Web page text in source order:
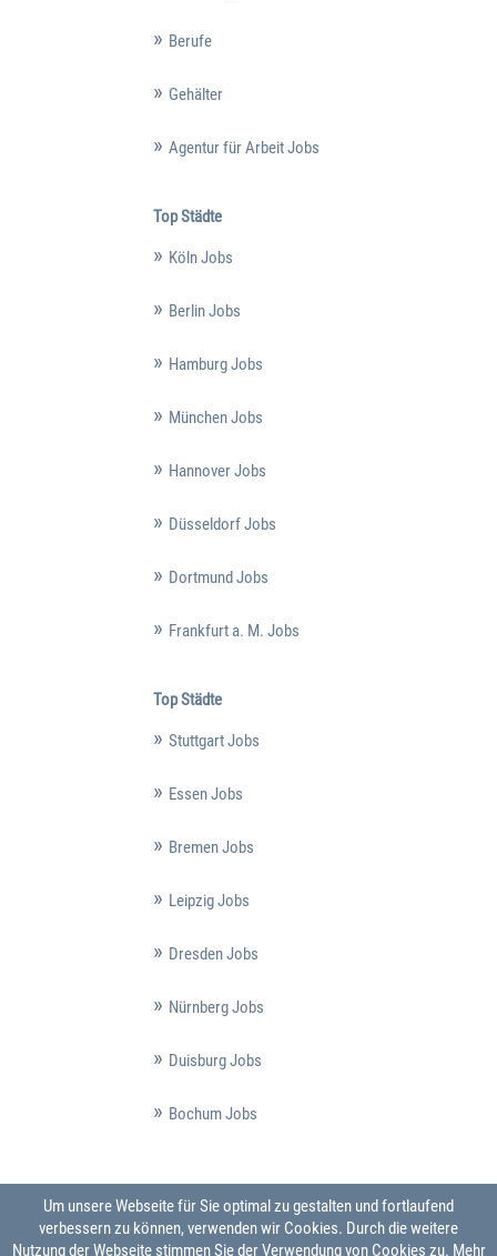
Berufe
Gehälter
Agentur für Arbeit Jobs
Top Städte
Köln Jobs
Berlin Jobs
Hamburg Jobs
München Jobs
Hannover Jobs
Düsseldorf Jobs
Dortmund Jobs
Frankfurt a. M. Jobs
Top Städte
Stuttgart Jobs
Essen Jobs
Bremen Jobs
Leipzig Jobs
Dresden Jobs
Nürnberg Jobs
Duisburg Jobs
Bochum Jobs
Um unsere Webseite für Sie optimal zu gestalten und fortlaufend
verbessern zu können, verwenden wir Cookies. Durch die weitere
Nutzung der Webseite stimmen Sie der Verwendung von Cookies zu. Mehr